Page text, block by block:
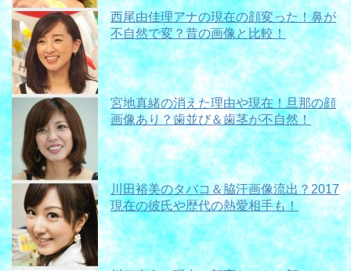
西尾由佳理アナの現在の顔変った！鼻が
不自然で変？昔の画像と比較！
宮地真緒の消えた理由や現在！旦那の顔
画像あり？歯並び＆歯茎が不自然！
川田裕美のタバコ＆脇汗画像流出？2017
現在の彼氏や歴代の熱愛相手も！